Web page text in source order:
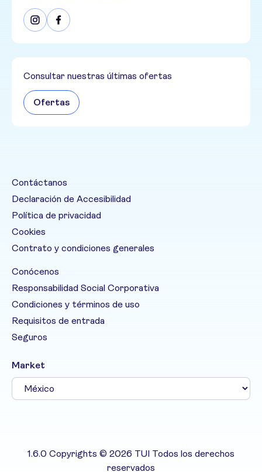
Consultar nuestras últimas ofertas
Ofertas
Contáctanos
Declaración de Accesibilidad
Política de privacidad
Cookies
Contrato y condiciones generales
Conócenos
Responsabilidad Social Corporativa
Condiciones y términos de uso
Requisitos de entrada
Seguros
Market
1.6.0 Copyrights © 2026 TUI Todos los derechos
reservados